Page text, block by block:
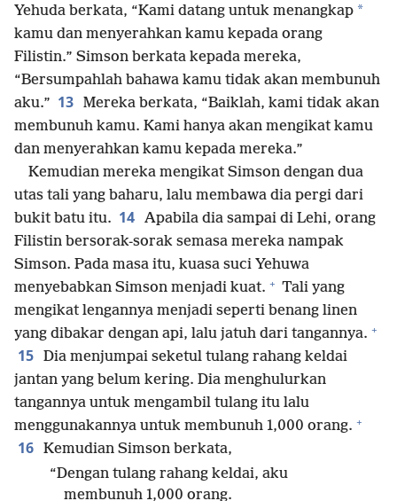
Yehuda berkata, “Kami datang untuk menangkap *
kamu dan menyerahkan kamu kepada orang
Filistin.” Simson berkata kepada mereka,
“Bersumpahlah bahawa kamu tidak akan membunuh
aku.” 13 Mereka berkata, “Baiklah, kami tidak akan
membunuh kamu. Kami hanya akan mengikat kamu
dan menyerahkan kamu kepada mereka.”
Kemudian mereka mengikat Simson dengan dua
utas tali yang baharu, lalu membawa dia pergi dari
bukit batu itu. 14 Apabila dia sampai di Lehi, orang
Filistin bersorak-sorak semasa mereka nampak
Simson. Pada masa itu, kuasa suci Yehuwa
menyebabkan Simson menjadi kuat. + Tali yang
mengikat lengannya menjadi seperti benang linen
yang dibakar dengan api, lalu jatuh dari tangannya. +
15 Dia menjumpai seketul tulang rahang keldai
jantan yang belum kering. Dia menghulurkan
tangannya untuk mengambil tulang itu lalu
menggunakannya untuk membunuh 1,000 orang. +
16 Kemudian Simson berkata,
“Dengan tulang rahang keldai, aku
membunuh 1,000 orang.